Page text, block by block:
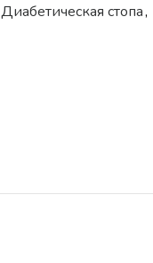
Диабетическая стопа,